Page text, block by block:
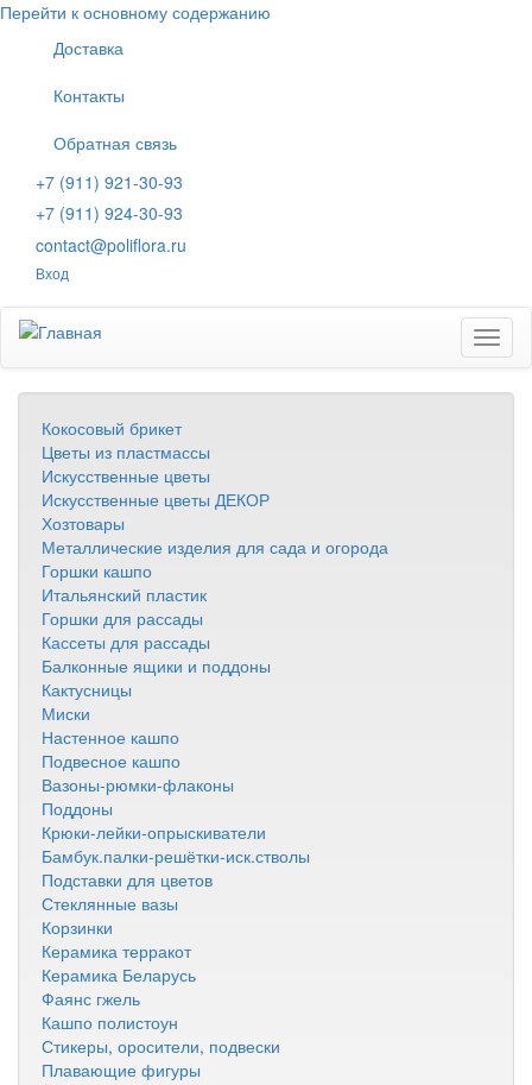
Перейти к основному содержанию
Доставка
Контакты
Обратная связь
+7 (911) 921-30-93
+7 (911) 924-30-93
contact@poliflora.ru
Вход
Кокосовый брикет
Цветы из пластмассы
Искусственные цветы
Искусственные цветы ДЕКОР
Хозтовары
Металлические изделия для сада и огорода
Горшки кашпо
Итальянский пластик
Горшки для рассады
Кассеты для рассады
Балконные ящики и поддоны
Кактусницы
Миски
Настенное кашпо
Подвесное кашпо
Вазоны-рюмки-флаконы
Поддоны
Крюки-лейки-опрыскиватели
Бамбук.палки-решётки-иск.стволы
Подставки для цветов
Стеклянные вазы
Корзинки
Керамика терракот
Керамика Беларусь
Фаянс гжель
Кашпо полистоун
Стикеры, оросители, подвески
Плавающие фигуры